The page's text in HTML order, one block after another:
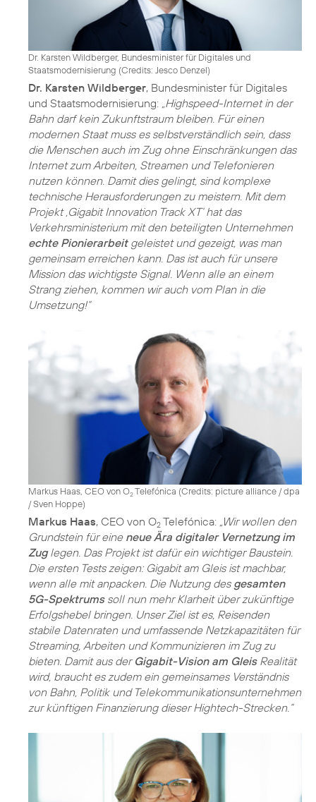
Dr. Karsten Wildberger, Bundesminister für Digitales und
Staatsmodernisierung (Credits: Jesco Denzel)
Dr. Karsten Wildberger, Bundesminister für Digitales
und Staatsmodernisierung: „Highspeed-Internet in der
Bahn darf kein Zukunftstraum bleiben. Für einen
modernen Staat muss es selbstverständlich sein, dass
die Menschen auch im Zug ohne Einschränkungen das
Internet zum Arbeiten, Streamen und Telefonieren
nutzen können. Damit dies gelingt, sind komplexe
technische Herausforderungen zu meistern. Mit dem
Projekt ,Gigabit Innovation Track XT‘ hat das
Verkehrsministerium mit den beteiligten Unternehmen
echte Pionierarbeitgeleistet und gezeigt, was man
gemeinsam erreichen kann. Das ist auch für unsere
Mission das wichtigste Signal. Wenn alle an einem
Strang ziehen, kommen wir auch vom Plan in die
Umsetzung!“
Markus Haas, CEO von O2Telefónica (Credits: picture alliance / dpa
/ Sven Hoppe)
Markus Haas, CEO von O2 Telefónica: „Wir wollen den
Grundstein für eine neue Ära digitaler Vernetzung im
Zuglegen. Das Projekt ist dafür ein wichtiger Baustein.
Die ersten Tests zeigen: Gigabit am Gleis ist machbar,
wenn alle mit anpacken. Die Nutzung des gesamten
5G-Spektrumssoll nun mehr Klarheit über zukünftige
Erfolgshebel bringen. Unser Ziel ist es, Reisenden
stabile Datenraten und umfassende Netzkapazitäten für
Streaming, Arbeiten und Kommunizieren im Zug zu
bieten. Damit aus der Gigabit-Vision am GleisRealität
wird, braucht es zudem ein gemeinsames Verständnis
von Bahn, Politik und Telekommunikationsunternehmen
zur künftigen Finanzierung dieser Hightech-Strecken.“